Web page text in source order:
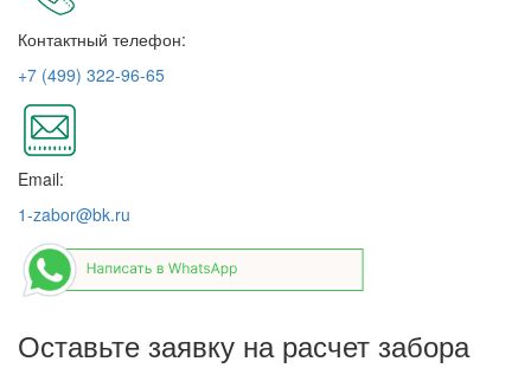
Контактный телефон:
+7 (499) 322-96-65
Email:
1-zabor@bk.ru
Оставьте заявку на расчет забора